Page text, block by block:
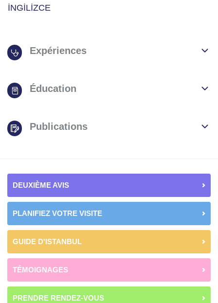
İNGİLİZCE
Expériences
Éducation
Publications
DEUXIÈME AVIS
PLANIFIEZ VOTRE VISITE
GUIDE D'ISTANBUL
TÉMOIGNAGES
PRENDRE RENDEZ-VOUS